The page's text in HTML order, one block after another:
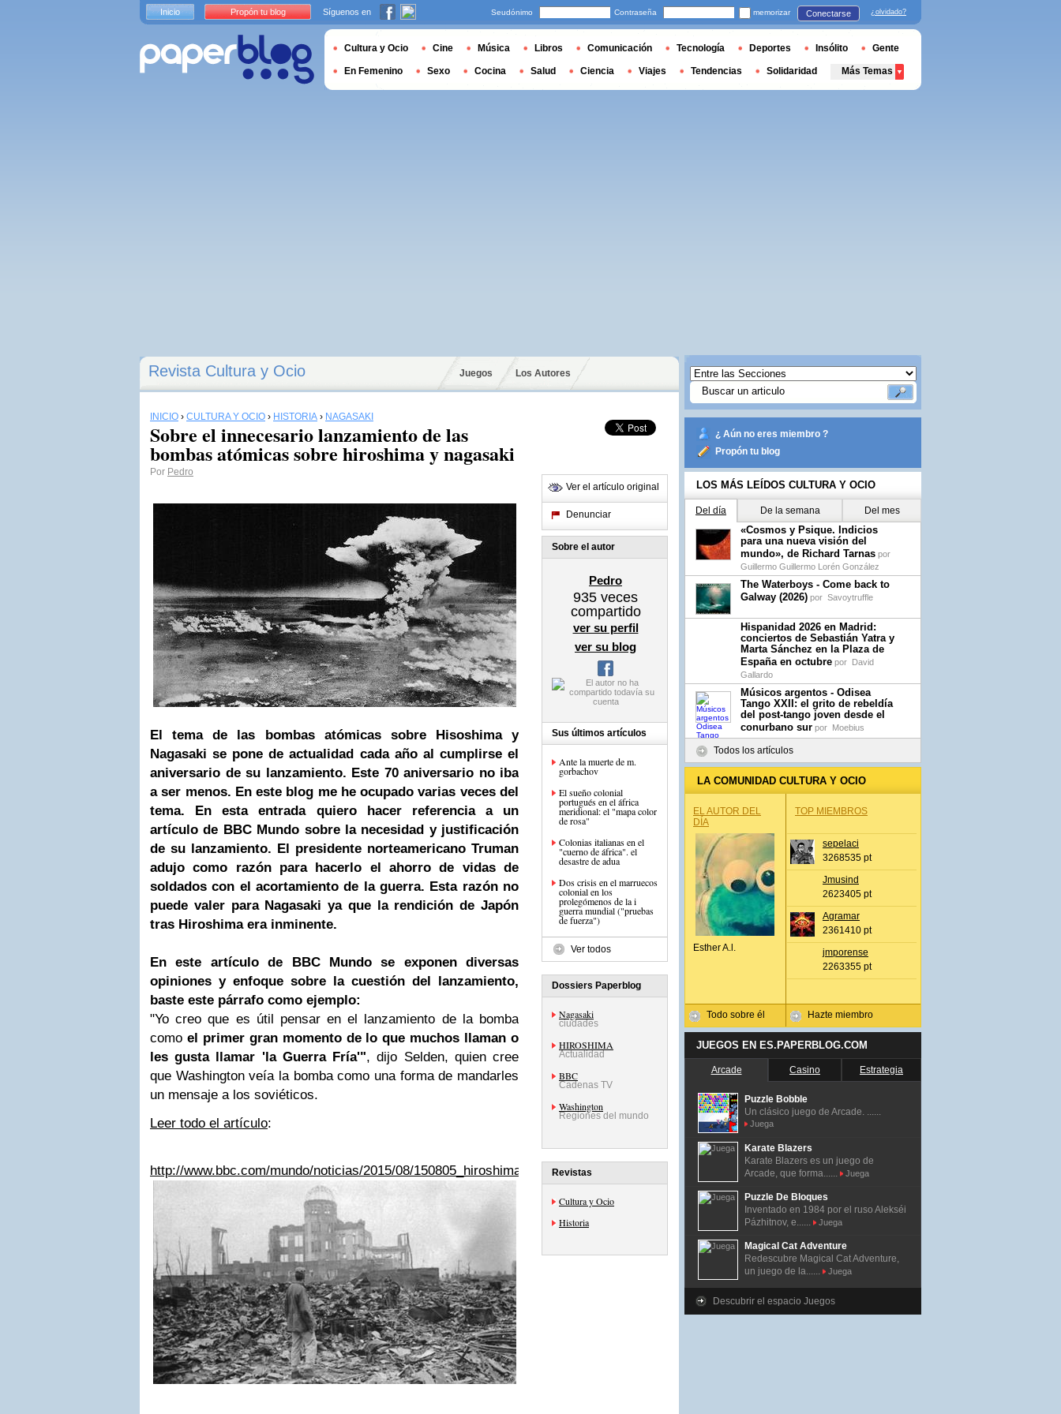
Revista Cultura y Ocio Juegos Los Autores
INICIO › CULTURA Y OCIO › HISTORIA › NAGASAKI
Sobre el innecesario lanzamiento de las
bombas atómicas sobre hiroshima y nagasaki
Por Pedro
El tema de las bombas atómicas sobre Hisoshima y
Nagasaki se pone de actualidad cada año al cumplirse el
aniversario de su lanzamiento. Este 70 aniversario no iba
a ser menos. En este blog me he ocupado varias veces del
tema. En esta entrada quiero hacer referencia a un
artículo de BBC Mundo sobre la necesidad y justificación
de su lanzamiento. El presidente norteamericano Truman
adujo como razón para hacerlo el ahorro de vidas de
soldados con el acortamiento de la guerra. Esta razón no
puede valer para Nagasaki ya que la rendición de Japón
tras Hiroshima era inminente.
En este artículo de BBC Mundo se exponen diversas
opiniones y enfoque sobre la cuestión del lanzamiento,
baste este párrafo como ejemplo:
"Yo creo que es útil pensar en el lanzamiento de la bomba
como el primer gran momento de lo que muchos llaman o
les gusta llamar 'la Guerra Fría'", dijo Selden, quien cree
que Washington veía la bomba como una forma de mandarles
un mensaje a los soviéticos.
Leer todo el artículo:
http://www.bbc.com/mundo/noticias/2015/08/150805_hiroshima_bomba_atomica_aniversario_razones_aw
Ver el artículo original
Denunciar
Sobre el autor
Pedro
935 veces
compartido
ver su perfil
ver su blog
Sus últimos artículos
Ante la muerte de m.
gorbachov
El sueño colonial
portugués en el áfrica
meridional: el "mapa color
de rosa"
Colonias italianas en el
"cuerno de áfrica". el
desastre de adua
Dos crisis en el marruecos
colonial en los
prolegómenos de la i
guerra mundial ("pruebas
de fuerza")
Ver todos
Dossiers Paperblog
Nagasaki
ciudades
HIROSHIMA
Actualidad
BBC
Cadenas TV
Washington
Regiones del mundo
Revistas
Cultura y Ocio
Historia
¿ Aún no eres miembro ?
Propón tu blog
LOS MÁS LEÍDOS CULTURA Y OCIO
Del día De la semana Del mes
«Cosmos y Psique. Indicios
para una nueva visión del
mundo», de Richard Tarnas por
Guillermo Guillermo Lorén González
The Waterboys - Come back to
Galway (2026) por Savoytruffle
Hispanidad 2026 en Madrid:
conciertos de Sebastián Yatra y
Marta Sánchez en la Plaza de
España en octubre por David
Gallardo
Músicos argentos - Odisea
Tango XXII: el grito de rebeldía
del post-tango joven desde el
conurbano sur por Moebius
Todos los artículos
LA COMUNIDAD CULTURA Y OCIO
EL AUTOR DEL
DÍA
Esther A.l.
Todo sobre él
TOP MIEMBROS
sepelaci
3268535 pt
Jmusind
2623405 pt
Agramar
2361410 pt
jmporense
2263355 pt
Hazte miembro
JUEGOS EN ES.PAPERBLOG.COM
Arcade Casino Estrategia
Puzzle Bobble
Un clásico juego de Arcade. ......
Juega
Karate Blazers
Karate Blazers es un juego de
Arcade, que forma......
Juega
Puzzle De Bloques
Inventado en 1984 por el ruso Alekséi
Pázhitnov, e......
Juega
Magical Cat Adventure
Redescubre Magical Cat Adventure,
un juego de la......
Juega
Descubrir el espacio Juegos
Inicio Propón tu blog Síguenos en Seudónimo Contraseña memorizar Conectarse ¿olvidado?
Cultura y Ocio Cine Música Libros Comunicación Tecnología Deportes Insólito Gente
En Femenino Sexo Cocina Salud Ciencia Viajes Tendencias Solidaridad Más Temas